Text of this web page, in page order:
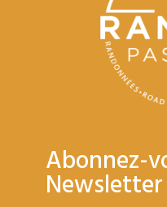
Abonnez-
Newsletter